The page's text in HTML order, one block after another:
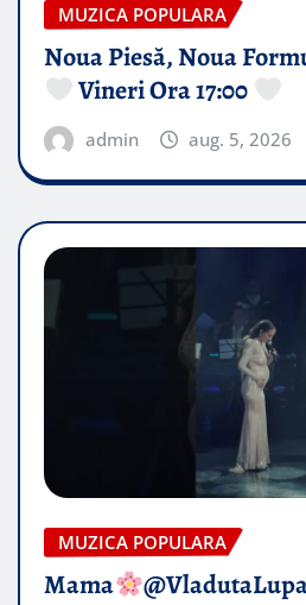
MUZICA POPULARA
Noua Piesă, Noua
Vineri Ora 17:00
admin aug. 5, 2026
MUZICA POPULARA
Mama